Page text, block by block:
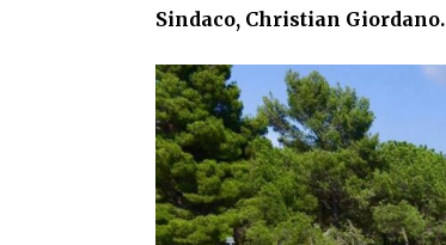
Sindaco, Christian Giordano.